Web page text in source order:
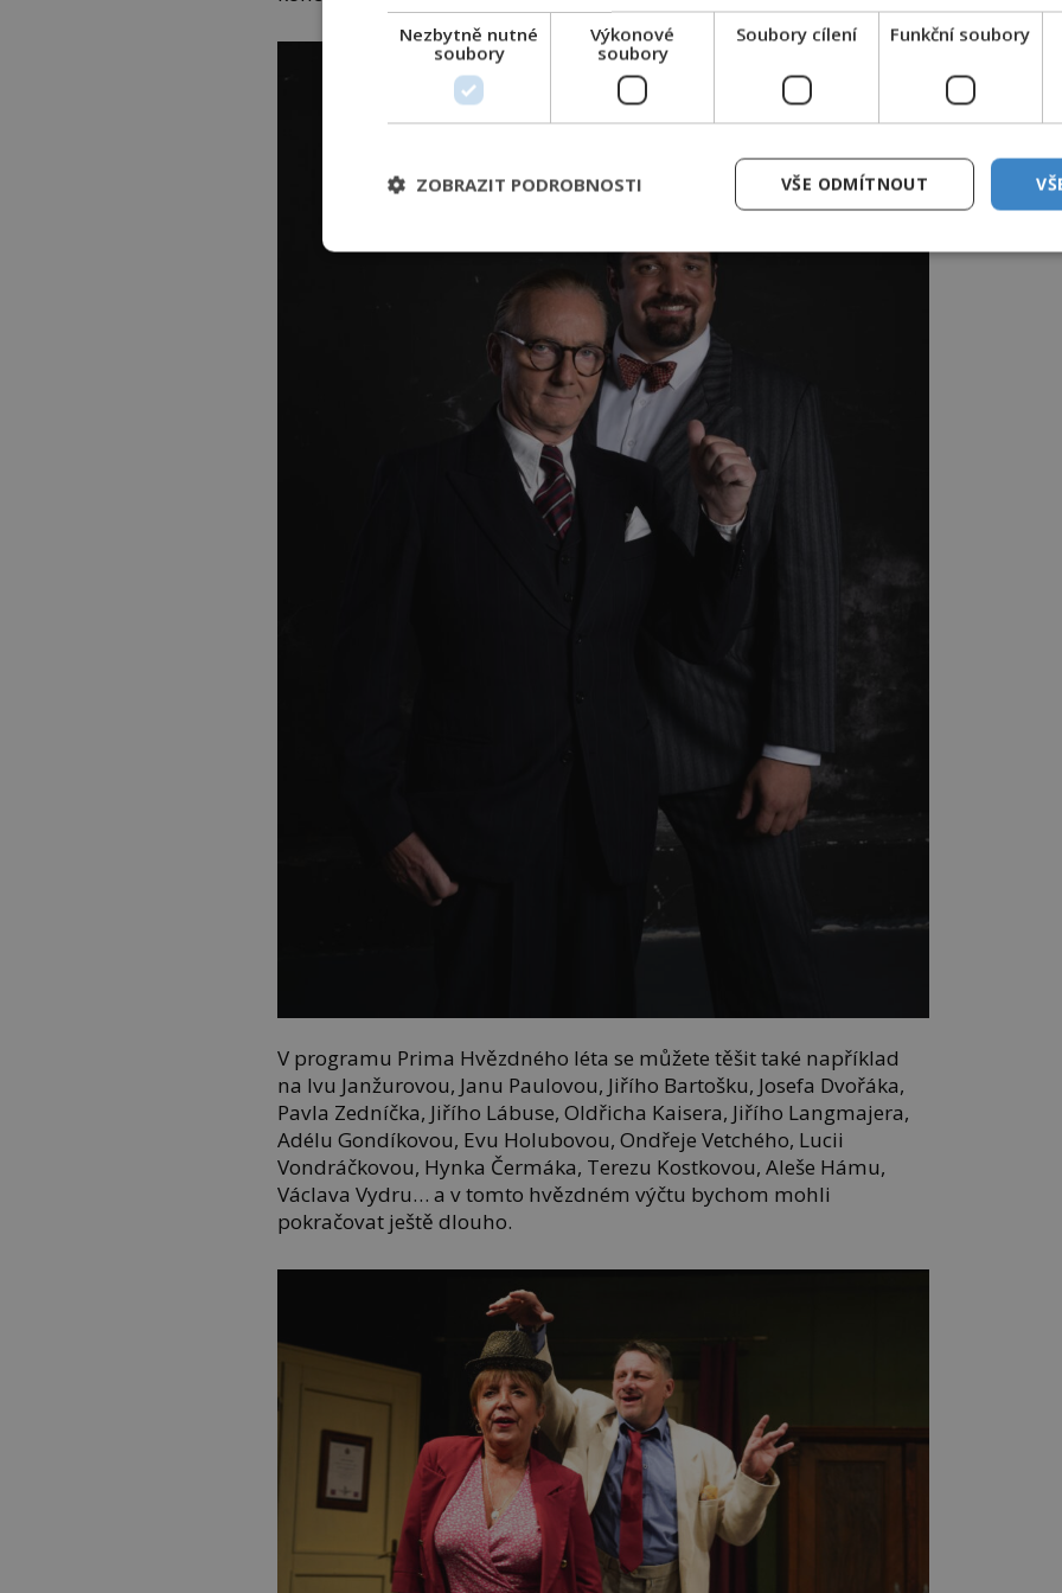
V programu Prima Hvězdného léta se můžete těšit také například
na Ivu Janžurovou, Janu Paulovou, Jiřího Bartošku, Josefa Dvořáka,
Pavla Zedníčka, Jiřího Lábuse, Oldřicha Kaisera, Jiřího Langmajera,
Adélu Gondíkovou, Evu Holubovou, Ondřeje Vetchého, Lucii
Vondráčkovou, Hynka Čermáka, Terezu Kostkovou, Aleše Hámu,
Václava Vydru… a v tomto hvězdném výčtu bychom mohli
pokračovat ještě dlouho.
Nezbytně nutné
soubory
Výkonové
soubory
Soubory cílení Funkční soubory
VŠE ODMÍTNOUT
ZOBRAZIT PODROBNOSTI